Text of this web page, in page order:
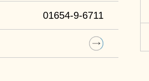
01654-9-6711